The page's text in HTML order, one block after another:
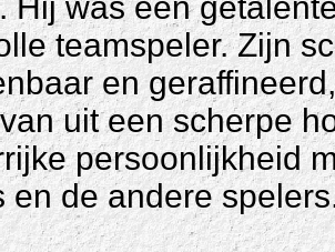
Hij was een
teamspeler. Zijn
en
uit een scherpe
persoonlijkheid
en de andere